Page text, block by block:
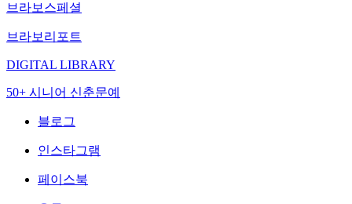
브라보스페셜
브라보리포트
DIGITAL LIBRARY
50+ 시니어 신춘문예
블로그
인스타그램
페이스북